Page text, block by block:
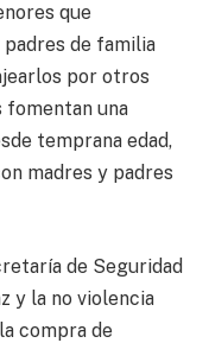
que
de familia
por otros
fomentan una
temprana edad,
madres y padres
de Seguridad
y la no violencia
compra de